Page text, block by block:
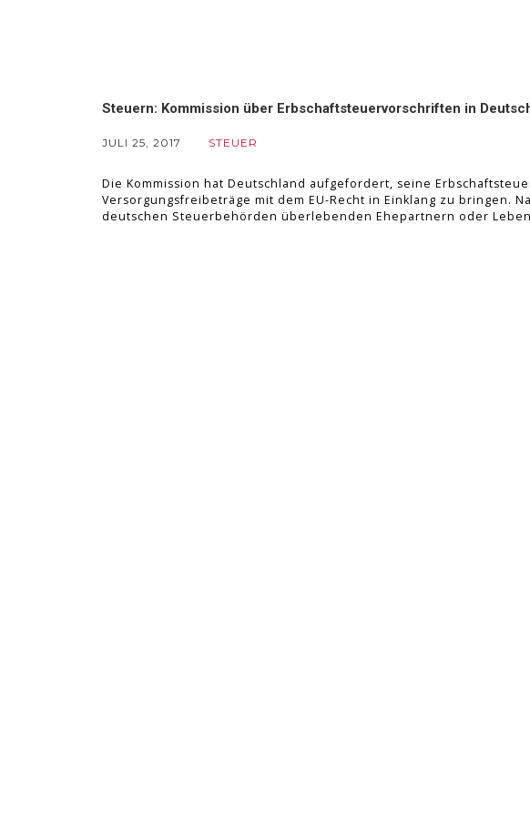
Steuern: Kommission über Erbschaftsteuervorschriften in
JULI 25, 2017 STEUER
Die Kommission hat Deutschland aufgefordert, seine
Versorgungsfreibeträge mit dem EU-Recht in Einklang zu bringen.
deutschen Steuerbehörden überlebenden Ehepartnern oder